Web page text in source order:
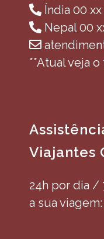
Índia 00 xx
Nepal 00
**Atual veja
Viajantes
24h por dia /
a sua